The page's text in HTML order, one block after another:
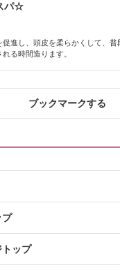
パ☆
進し、頭皮を柔らかくして、普
る時間造ります。
ブックマークする
プ
トップ